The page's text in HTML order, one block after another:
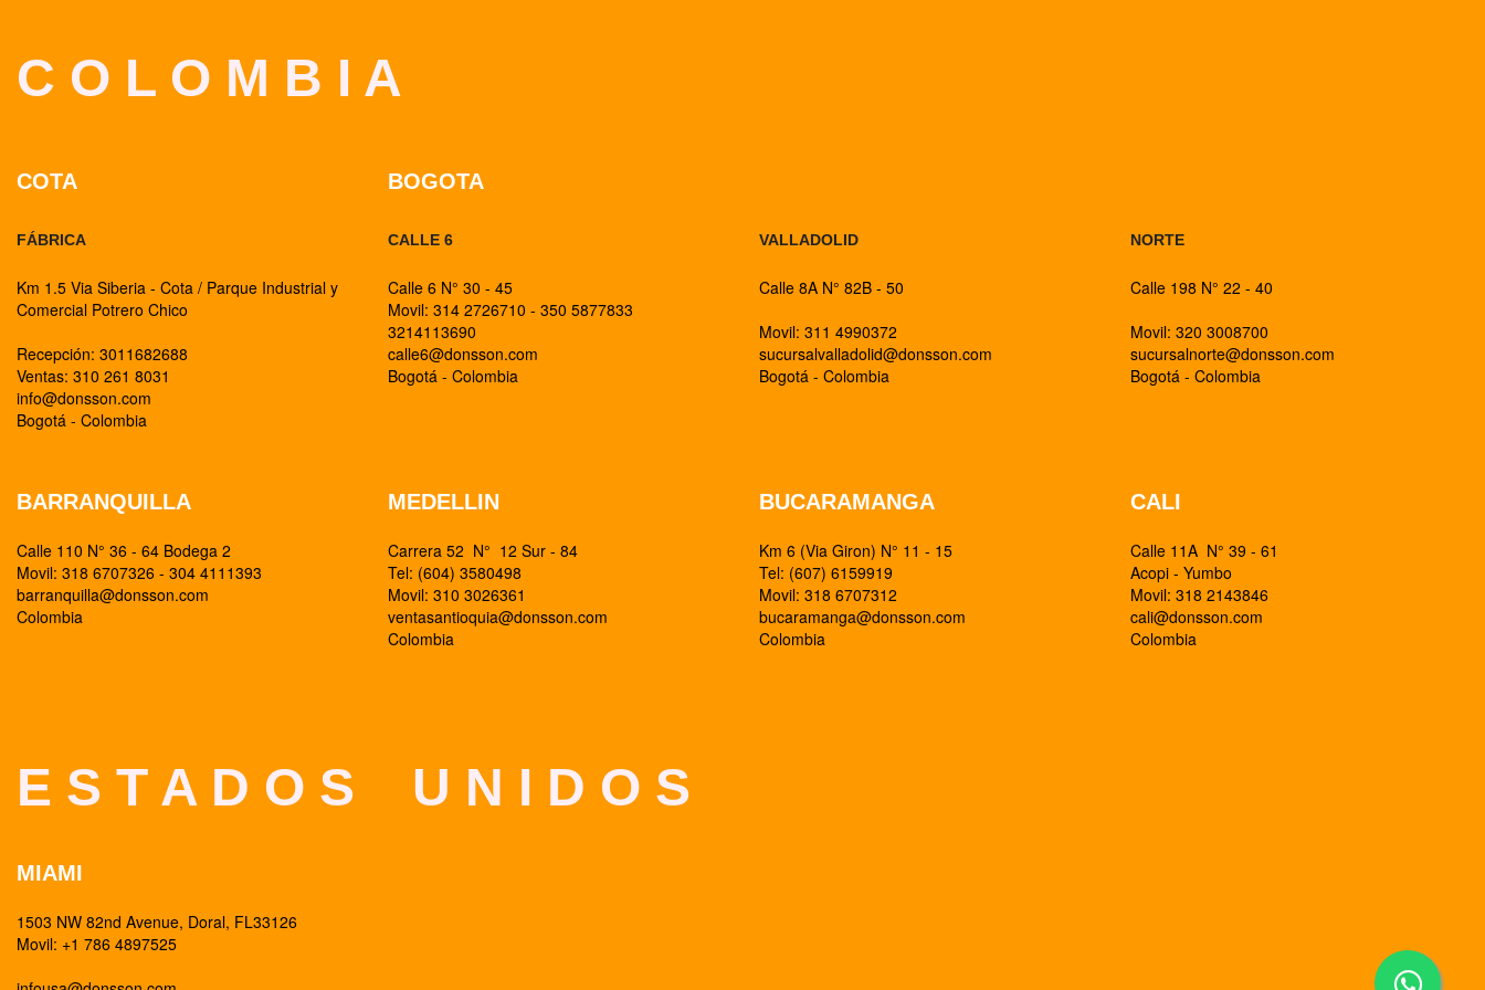
C O L O M B I A
COTA
FÁBRICA
Km 1.5 Via Siberia - Cota / Parque Industrial y
Comercial Potrero Chico
Recepción: 3011682688
Ventas: 310 261 8031
info@donsson.com
Bogotá - Colombia
BOGOTA
CALLE 6
Calle 6 N° 30 - 45
Movil: 314 2726710 - 350 5877833
3214113690
calle6@donsson.com
Bogotá - Colombia
VALLADOLID
Calle 8A N° 82B - 50
Movil: 311 4990372
sucursalvalladolid@donsson.com
Bogotá - Colombia
NORTE
Calle 198 N° 22 - 40
Movil: 320 3008700
sucursalnorte@donsson.com
Bogotá - Colombia
BARRANQUILLA
Calle 110 N° 36 - 64 Bodega 2
Movil: 318 6707326 - 304 4111393
barranquilla@donsson.com
Colombia
MEDELLIN
Carrera 52 N° 12 Sur - 84
Tel: (604) 3580498
Movil: 310 3026361
ventasantioquia@donsson.com
Colombia
BUCARAMANGA
Km 6 (Via Giron) N° 11 - 15
Tel: (607) 6159919
Movil: 318 6707312
bucaramanga@donsson.com
Colombia
CALI
Calle 11A N° 39 - 61
Acopi - Yumbo
Movil: 318 2143846
cali@donsson.com
Colombia
E S T A D O S U N I D O S
MIAMI
1503 NW 82nd Avenue, Doral, FL33126
Movil: +1 786 4897525